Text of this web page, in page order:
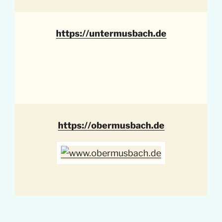
https://untermusbach.de
https://obermusbach.de